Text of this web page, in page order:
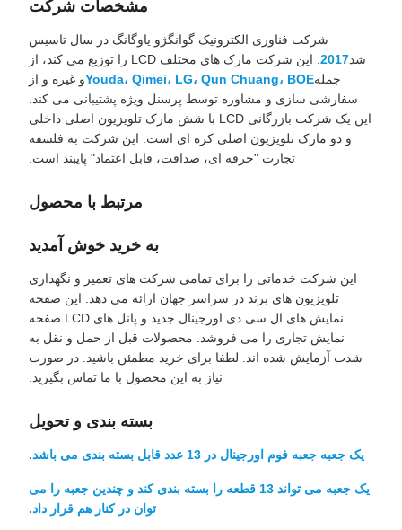
مشخصات شرکت
شرکت فناوری الکترونیک گوانگژو یاوگانگ در سال تاسیس
شد2017
. این شرکت مارک های مختلف LCD را توزیع می کند، از
جملهYouda، Qimei، LG، Qun Chuang، BOEو غیره و از
سفارشی سازی و مشاوره توسط پرسنل ویژه پشتیبانی می کند.
این یک شرکت بازرگانی LCD با شش مارک تلویزیون اصلی داخلی
و دو مارک تلویزیون اصلی کره ای است. این شرکت به فلسفه
تجارت "حرفه ای، صداقت، قابل اعتماد" پایبند است.
مرتبط با محصول
به خرید خوش آمدید
این شرکت خدماتی را برای تمامی شرکت های تعمیر و نگهداری
تلویزیون های برند در سراسر جهان ارائه می دهد. این صفحه
نمایش های ال سی دی اورجینال جدید و پانل های LCD صفحه
نمایش تجاری را می فروشد. محصولات قبل از حمل و نقل به
شدت آزمایش شده اند. لطفا برای خرید مطمئن باشید. در صورت
نیاز به این محصول با ما تماس بگیرید.
بسته بندی و تحویل
یک جعبه جعبه فوم اورجینال در 13 عدد قابل بسته بندی می باشد.
یک جعبه می تواند 13 قطعه را بسته بندی کند و چندین جعبه را می
توان در کنار هم قرار داد.